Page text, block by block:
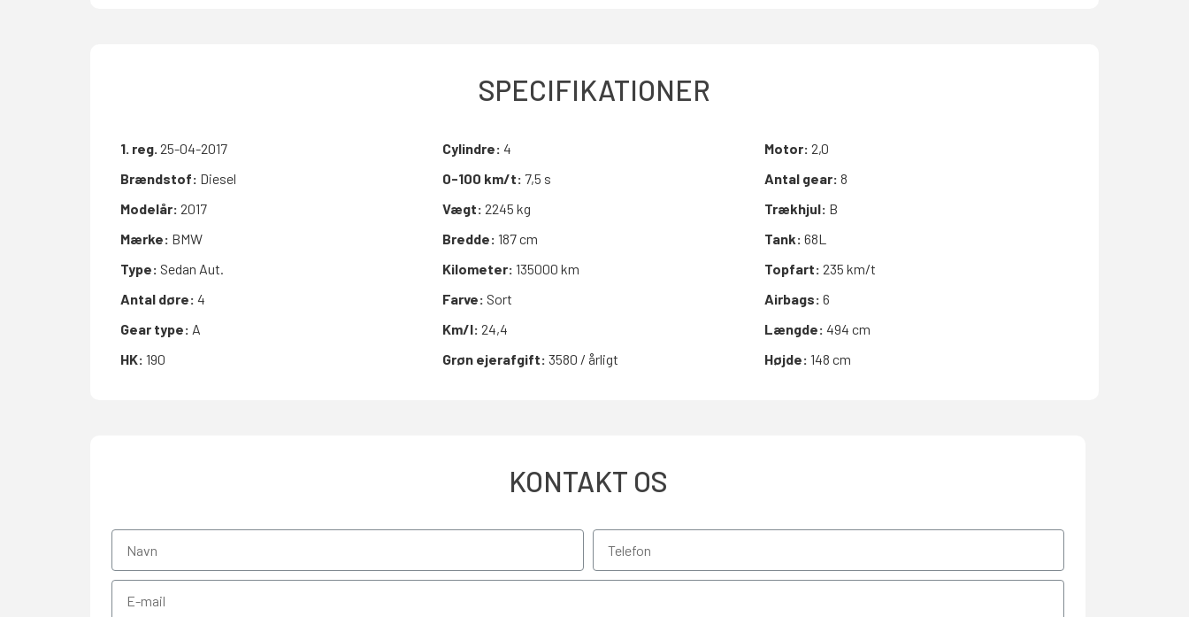
SPECIFIKATIONER
1. reg. 25-04-2017
Brændstof: Diesel
Modelår: 2017
Mærke: BMW
Type: Sedan Aut.
Antal døre: 4
Gear type: A
HK: 190
Cylindre: 4
0-100 km/t: 7,5 s
Vægt: 2245 kg
Bredde: 187 cm
Kilometer: 135000 km
Farve: Sort
Km/l: 24,4
Grøn ejerafgift: 3580 / årligt
Motor: 2,0
Antal gear: 8
Trækhjul: B
Tank: 68L
Topfart: 235 km/t
Airbags: 6
Længde: 494 cm
Højde: 148 cm
KONTAKT OS